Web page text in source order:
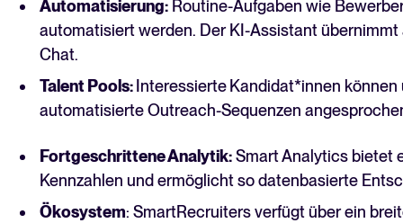
Automatisierung: Routine-Aufgaben wie
automatisiert werden. Der KI-Assistant
Chat.
Talent Pools: Interessierte Kandidat*innen
automatisierte Outreach-Sequenzen
Fortgeschrittene Analytik:Smart Analytics bietet
Kennzahlen und ermöglicht so datenbasierte
Ökosystem: SmartRecruiters verfügt über ein